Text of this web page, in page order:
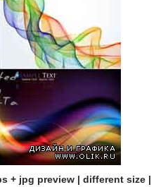
+ jpg preview | different size |